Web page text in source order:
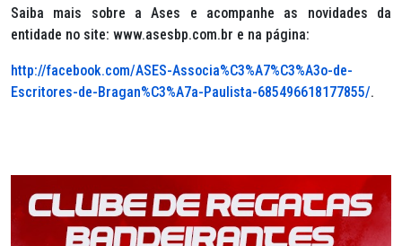
Saiba mais sobre a Ases e acompanhe as novidades da
entidade no site: www.asesbp.com.br e na página:
http://facebook.com/ASES-Associa%C3%A7%C3%A3o-de-
Escritores-de-Bragan%C3%A7a-Paulista-685496618177855/.